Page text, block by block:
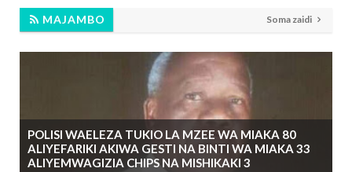
MAJAMBO Soma zaidi
POLISI WAELEZA TUKIO LA MZEE WA MIAKA 80
ALIYEFARIKI AKIWA GESTI NA BINTI WA MIAKA 33
ALIYEMWAGIZIA CHIPS NA MISHIKAKI 3